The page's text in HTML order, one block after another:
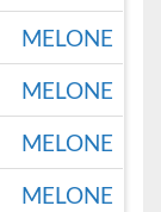
MELONE
MELONE
MELONE
MELONE